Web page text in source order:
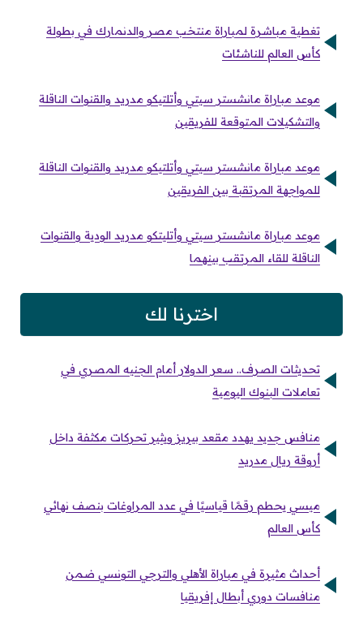
تغطية مباشرة لمباراة منتخب مصر والدنمارك في بطولة
كأس العالم للناشئات
موعد مباراة مانشستر سيتي وأتلتيكو مدريد والقنوات الناقلة
والتشكيلات المتوقعة للفريقين
موعد مباراة مانشستر سيتي وأتلتيكو مدريد والقنوات الناقلة
للمواجهة المرتقبة بين الفريقين
موعد مباراة مانشستر سيتي وأتليتكو مدريد الودية والقنوات
الناقلة للقاء المرتقب بينهما
اخترنا لك
تحديثات الصرف.. سعر الدولار أمام الجنيه المصري في
تعاملات البنوك اليومية
منافس جديد يهدد مقعد بيريز ويثير تحركات مكثفة داخل
أروقة ريال مدريد
ميسي يحطم رقمًا قياسيًا في عدد المراوغات بنصف نهائي
كأس العالم
أحداث مثيرة في مباراة الأهلي والترجي التونسي ضمن
منافسات دوري أبطال إفريقيا